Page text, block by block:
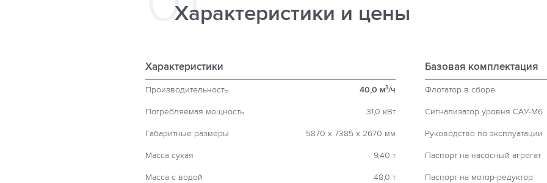
Характеристики и цены
Характеристики
Производительность 40,0 м3/ч
Потребляемая мощность 31,0 кВт
Габаритные размеры 5870 х 7385 х 2670 мм
Масса сухая 9,40 т
Масса с водой 48,0 т
Базовая комплектация
Флотатор в сборе
Сигнализатор уровня САУ-М6
Руководство по эксплуатации
Паспорт на насосный агрегат
Паспорт на мотор-редуктор